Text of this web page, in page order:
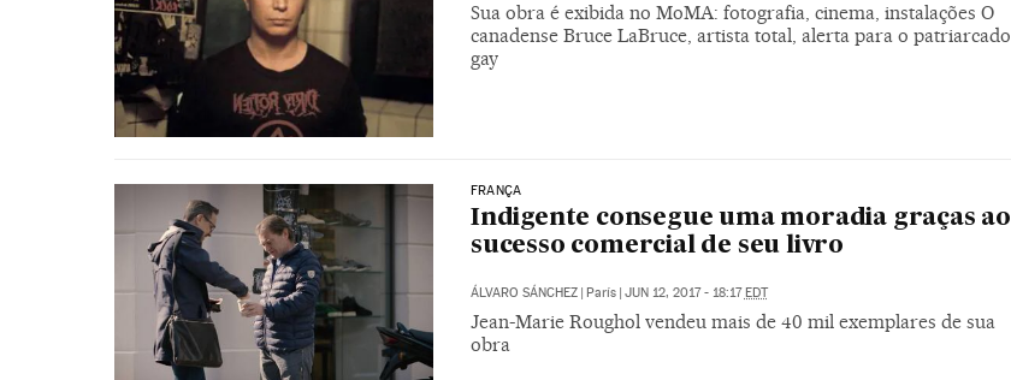
Sua obra é exibida no MoMA: fotografia, cinema, instalações O
canadense Bruce LaBruce, artista total, alerta para o patriarcado
gay
FRANÇA
Indigente consegue uma moradia graças ao
sucesso comercial de seu livro
ÁLVARO SÁNCHEZ | París | JUN 12, 2017 - 18:17EDT
Jean-Marie Roughol vendeu mais de 40 mil exemplares de sua
obra